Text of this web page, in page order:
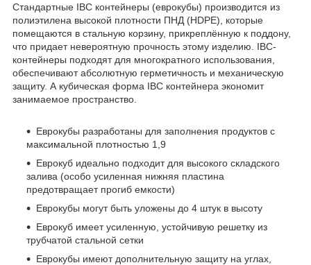
Стандартные IBC контейнеры (еврокубы) производится из
полиэтилена высокой плотности ПНД (HDPE), которые
помещаются в стальную корзину, прикреплённую к поддону,
что придает невероятную прочность этому изделию. IBC-
контейнеры подходят для многократного использования,
обеспечивают абсолютную герметичность и механическую
защиту. А кубическая форма IBC контейнера экономит
занимаемое пространство.
Еврокубы разработаны для заполнения продуктов с
максимальной плотностью 1,9
Еврокуб идеально подходит для высокого складского
залива (особо усиленная нижняя пластина
предотвращает прогиб емкости)
Еврокубы могут быть уложены до 4 штук в высоту
Еврокуб имеет усиленную, устойчивую решетку из
трубчатой стальной сетки
Еврокубы имеют дополнительную защиту на углах,